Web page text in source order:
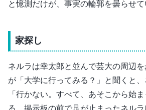
と憶測だけが、事実の輪郭を曇らせて
家探し
ネルラは幸太郎と並んで芸大の周辺
が「大学に行ってみる？」と聞くと、
「行かない。すべて、あそこから始
る。掲示板の前で足が止まったネル